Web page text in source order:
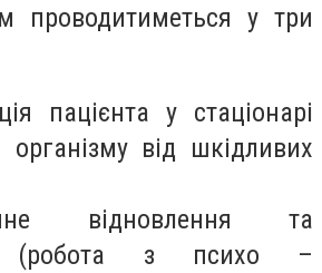
проводитиметься у три
пацієнта у стаціонарі
від шкідливих
відновлення та
(робота з психо –